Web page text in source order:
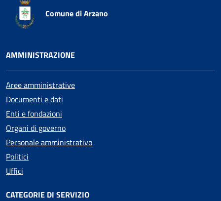
Comune di Arzano
AMMINISTRAZIONE
Aree amministrative
Documenti e dati
Enti e fondazioni
Organi di governo
Personale amministrativo
Politici
Uffici
CATEGORIE DI SERVIZIO